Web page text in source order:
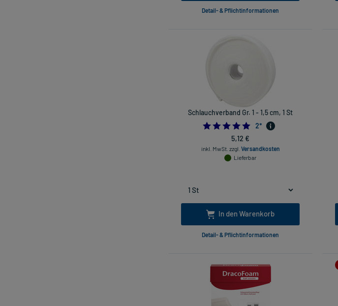
Detail- & Pflichtinformationen
Schlauchverband Gr. 1 - 1,5 cm, 1 St
5.0
2*
5,12 €
inkl. MwSt. zzgl. Versandkosten
Lieferbar
In den Warenkorb
Detail- & Pflichtinformationen